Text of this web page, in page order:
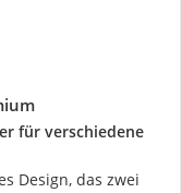
für verschiedene
Design, das zwei